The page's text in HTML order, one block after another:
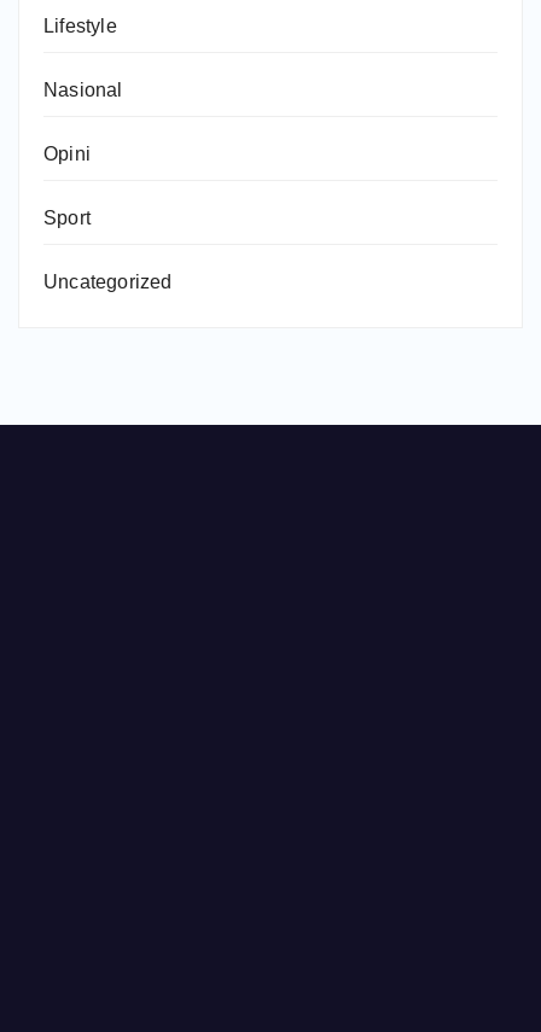
Lifestyle
Nasional
Opini
Sport
Uncategorized